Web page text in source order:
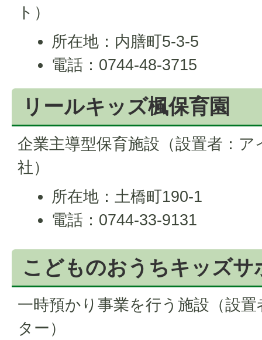
ト）
所在地：内膳町5-3-5
電話：0744-48-3715
リールキッズ楓保育園
企業主導型保育施設（設置者：
社）
所在地：土橋町190-1
電話：0744-33-9131
こどものおうちキッズサ
一時預かり事業を行う施設（設
ター）